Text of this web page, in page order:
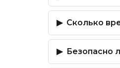
Сколько
Безопасно